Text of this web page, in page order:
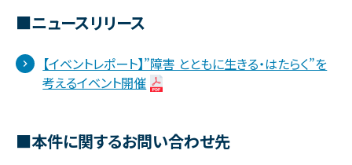
■ニュースリリース
【イベントレポート】”障害 とともに生きる・はたらく”を
考えるイベント開催
■本件に関するお問い合わせ先